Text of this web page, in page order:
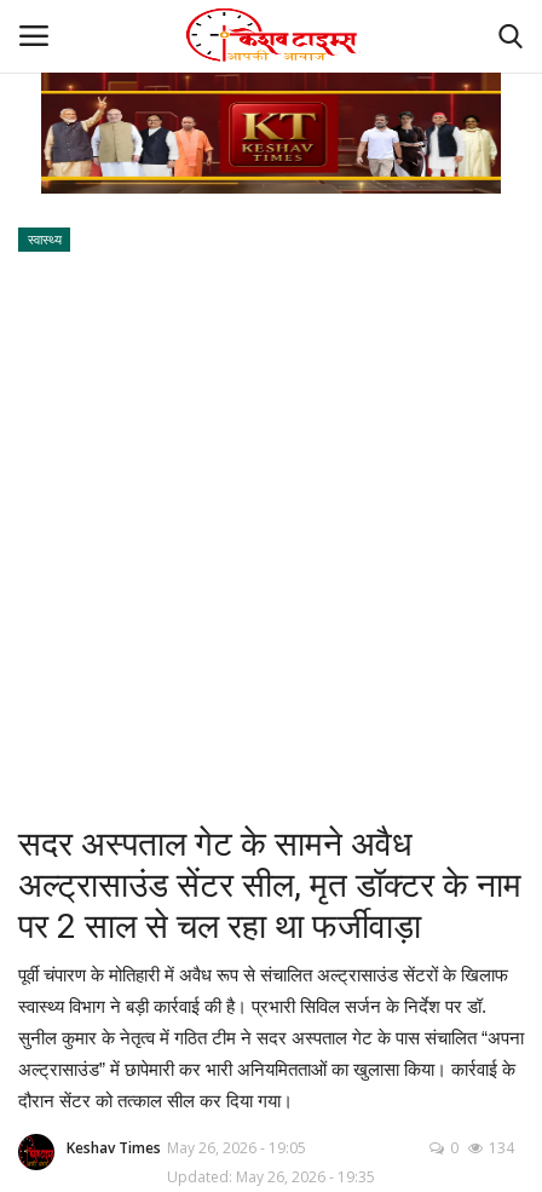
कानपुर
आरा
सासाराम
कैमुर
वाराणसी
बलिया
गाजीपुर
स्वास्थ्य
सदर अस्पताल गेट के सामने अवैध
अल्ट्रासाउंड सेंटर सील, मृत डॉक्टर के नाम
पर 2 साल से चल रहा था फर्जीवाड़ा
पूर्वी चंपारण के मोतिहारी में अवैध रूप से संचालित अल्ट्रासाउंड सेंटरों के खिलाफ
स्वास्थ्य विभाग ने बड़ी कार्रवाई की है। प्रभारी सिविल सर्जन के निर्देश पर डॉ.
सुनील कुमार के नेतृत्व में गठित टीम ने सदर अस्पताल गेट के पास संचालित “अपना
अल्ट्रासाउंड” में छापेमारी कर भारी अनियमितताओं का खुलासा किया। कार्रवाई के
दौरान सेंटर को तत्काल सील कर दिया गया।
Keshav Times May 26, 2026 - 19:05
Updated: May 26, 2026 - 19:35
0 134